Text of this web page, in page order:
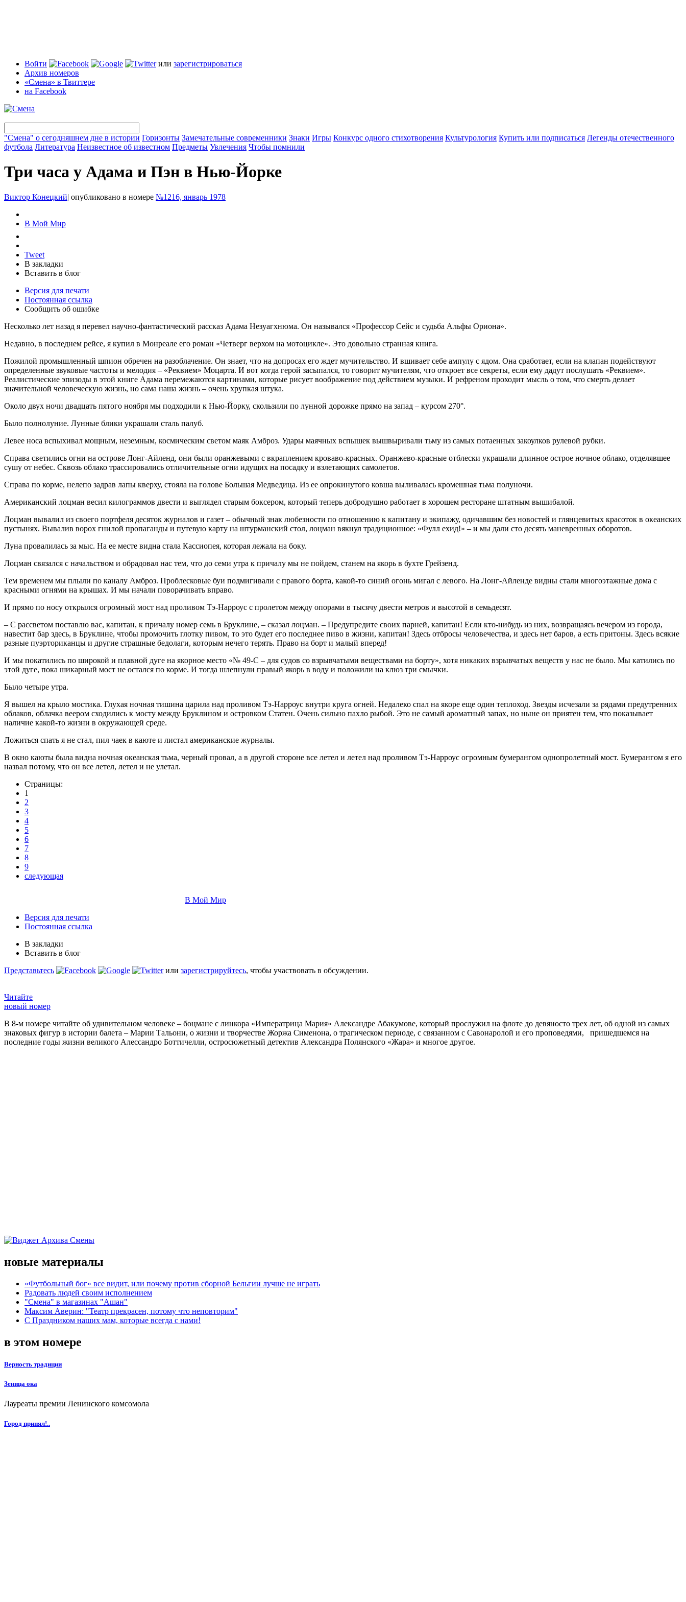
Войти или зарегистрироваться
Архив номеров
«Смена» в Твиттере
на Facebook
"Смена" о сегодняшнем дне в истории Горизонты Замечательные современники Знаки Игры Конкурс одного стихотворения Культурология Купить или подписаться Легенды отечественного
футбола Литература Неизвестное об известном Предметы Увлечения Чтобы помнили
Три часа у Адама и Пэн в Нью-Йорке
Виктор Конецкий| опубликовано в номере №1216, январь 1978
В Мой Мир
Tweet
В закладки
Вставить в блог
Версия для печати
Постоянная ссылка
Сообщить об ошибке
Несколько лет назад я перевел научно-фантастический рассказ Адама Незуагхнюма. Он назывался «Профессор Сейс и судьба Альфы Ориона».
Недавно, в последнем рейсе, я купил в Монреале его роман «Четверг верхом на мотоцикле». Это довольно странная книга.
Пожилой промышленный шпион обречен на разоблачение. Он знает, что на допросах его ждет мучительство. И вшивает себе ампулу с ядом. Она сработает, если на клапан подействуют
определенные звуковые частоты и мелодия – «Реквием» Моцарта. И вот когда герой засыпался, то говорит мучителям, что откроет все секреты, если ему дадут послушать «Реквием».
Реалистические эпизоды в этой книге Адама перемежаются картинами, которые рисует воображение под действием музыки. И рефреном проходит мысль о том, что смерть делает
значительной человеческую жизнь, но сама наша жизнь – очень хрупкая штука.
Около двух ночи двадцать пятого ноября мы подходили к Нью-Йорку, скользили по лунной дорожке прямо на запад – курсом 270°.
Было полнолуние. Лунные блики украшали сталь палуб.
Левее носа вспыхивал мощным, неземным, космическим светом маяк Амброз. Удары маячных вспышек вышвыривали тьму из самых потаенных закоулков рулевой рубки.
Справа светились огни на острове Лонг-Айленд, они были оранжевыми с вкраплением кроваво-красных. Оранжево-красные отблески украшали длинное острое ночное облако, отделявшее
сушу от небес. Сквозь облако трассировались отличительные огни идущих на посадку и взлетающих самолетов.
Справа по корме, нелепо задрав лапы кверху, стояла на голове Большая Медведица. Из ее опрокинутого ковша выливалась кромешная тьма полуночи.
Американский лоцман весил килограммов двести и выглядел старым боксером, который теперь добродушно работает в хорошем ресторане штатным вышибалой.
Лоцман вывалил из своего портфеля десяток журналов и газет – обычный знак любезности по отношению к капитану и экипажу, одичавшим без новостей и глянцевитых красоток в океанских
пустынях. Вывалив ворох гнилой пропаганды и путевую карту на штурманский стол, лоцман вякнул традиционное: «Фулл ехид!» – и мы дали сто десять маневренных оборотов.
Луна провалилась за мыс. На ее месте видна стала Кассиопея, которая лежала на боку.
Лоцман связался с начальством и обрадовал нас тем, что до семи утра к причалу мы не пойдем, станем на якорь в бухте Грейзенд.
Тем временем мы плыли по каналу Амброз. Проблесковые буи подмигивали с правого борта, какой-то синий огонь мигал с левого. На Лонг-Айленде видны стали многоэтажные дома с
красными огнями на крышах. И мы начали поворачивать вправо.
И прямо по носу открылся огромный мост над проливом Тэ-Нарроус с пролетом между опорами в тысячу двести метров и высотой в семьдесят.
– С рассветом поставлю вас, капитан, к причалу номер семь в Бруклине, – сказал лоцман. – Предупредите своих парней, капитан! Если кто-нибудь из них, возвращаясь вечером из города,
навестит бар здесь, в Бруклине, чтобы промочить глотку пивом, то это будет его последнее пиво в жизни, капитан! Здесь отбросы человечества, и здесь нет баров, а есть притоны. Здесь всякие
разные пуэрториканцы и другие страшные бедолаги, которым нечего терять. Право на борт и малый вперед!
И мы покатились по широкой и плавной дуге на якорное место «№ 49-С – для судов со взрывчатыми веществами на борту», хотя никаких взрывчатых веществ у нас не было. Мы катились по
этой дуге, пока шикарный мост не остался по корме. И тогда шлепнули правый якорь в воду и положили на клюз три смычки.
Было четыре утра.
Я вышел на крыло мостика. Глухая ночная тишина царила над проливом Тэ-Нарроус внутри круга огней. Недалеко спал на якоре еще один теплоход. Звезды исчезали за рядами предутренних
облаков, облачка веером сходились к мосту между Бруклином и островком Статен. Очень сильно пахло рыбой. Это не самый ароматный запах, но ныне он приятен тем, что показывает
наличие какой-то жизни в окружающей среде.
Ложиться спать я не стал, пил чаек в каюте и листал американские журналы.
В окно каюты была видна ночная океанская тьма, черный провал, а в другой стороне все летел и летел над проливом Тэ-Нарроус огромным бумерангом однопролетный мост. Бумерангом я его
назвал потому, что он все летел, летел и не улетал.
Страницы:
1
2
3
4
5
6
7
8
9
следующая
В Мой Мир
Версия для печати
Постоянная ссылка
В закладки
Вставить в блог
Представьтесь
или зарегистрируйтесь, чтобы участвовать в обсуждении.
Читайте
новый номер
В 8-м номере читайте об удивительном человеке – боцмане с линкора «Императрица Мария» Александре Абакумове, который прослужил на флоте до девяносто трех лет, об одной из самых
знаковых фигур в истории балета – Марии Тальони, о жизни и творчестве Жоржа Сименона, о трагическом периоде, с связанном с Савонаролой и его проповедями, пришедшемся на
последние годы жизни великого Алессандро Боттичелли, остросюжетный детектив Александра Полянского «Жара» и многое другое.
новые материалы
«Футбольный бог» все видит, или почему против сборной Бельгии лучше не играть
Радовать людей своим исполнением
"Смена" в магазинах "Ашан"
Максим Аверин: "Театр прекрасен, потому что неповторим"
С Праздником наших мам, которые всегда с нами!
в этом номере
Верность традиции
Зеница ока
Лауреаты премии Ленинского комсомола
Город принял!..